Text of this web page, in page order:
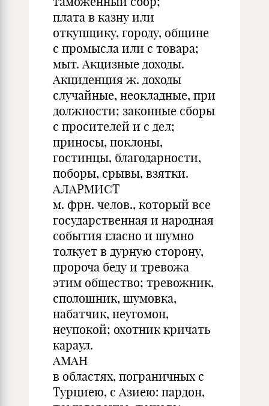
плата в казну или
откупщику, городу, общине
с промысла или с товара;
мыт. Акцизные доходы.
Акциденция ж. доходы
случайные, неокладные, при
должности; законные сборы
с просителей и с дел;
приносы, поклоны,
гостинцы, благодарности,
поборы, срывы, взятки.
АЛАРМИСТ
м. фрн. челов., который все
государственная и народная
события гласно и шумно
толкует в дурную сторону,
пророча беду и тревожа
этим общество; тревожник,
сполошник, шумовка,
набатчик, неугомон,
неупокой; охотник кричать
караул.
АМАН
в областях, пограничных с
Турциею, с Азиею: пардон,